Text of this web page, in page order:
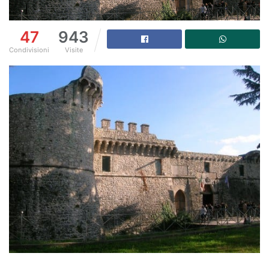
47
Condivisioni
943
Visite